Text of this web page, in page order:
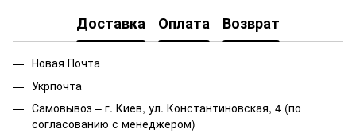
Доставка Оплата Возврат
Новая Почта
Укрпочта
Самовывоз – г. Киев, ул. Константиновская, 4 (по
согласованию с менеджером)